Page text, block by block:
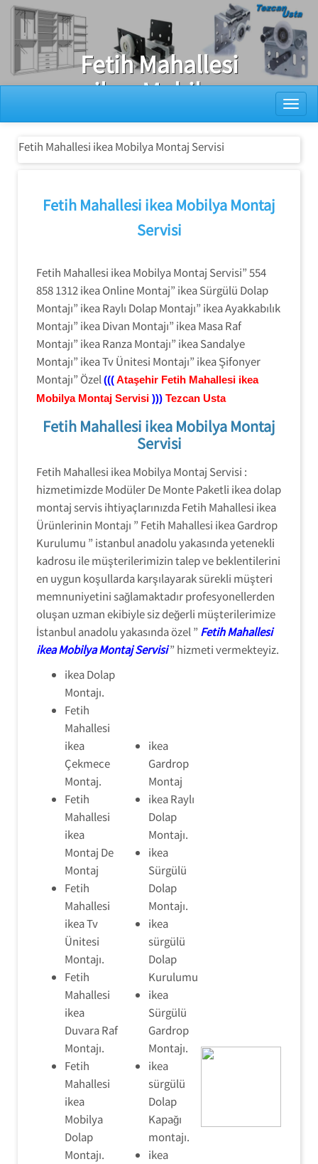
Ray Dolap Tamiri
Fetih Mahallesi
ikea Mobilya
Montaj Servisi
Fetih Mahallesi ikea Mobilya Montaj Servisi
Fetih Mahallesi ikea Mobilya Montaj
Servisi
Fetih Mahallesi ikea Mobilya Montaj Servisi” 554
858 1312 ikea Online Montaj” ikea Sürgülü Dolap
Montajı” ikea Raylı Dolap Montajı” ikea Ayakkabılık
Montajı” ikea Divan Montajı” ikea Masa Raf
Montajı” ikea Ranza Montajı” ikea Sandalye
Montajı” ikea Tv Ünitesi Montajı” ikea Şifonyer
Montajı” Özel (((Ataşehir Fetih Mahallesi ikea
Mobilya Montaj Servisi ))) Tezcan Usta
Fetih Mahallesi ikea Mobilya Montaj
Servisi
Fetih Mahallesi ikea Mobilya Montaj Servisi :
hizmetimizde Modüler De Monte Paketli ikea dolap
montaj servis ihtiyaçlarınızda Fetih Mahallesi ikea
Ürünlerinin Montajı ” Fetih Mahallesi ikea Gardrop
Kurulumu ” istanbul anadolu yakasında yetenekli
kadrosu ile müşterilerimizin talep ve beklentilerini
en uygun koşullarda karşılayarak sürekli müşteri
memnuniyetini sağlamaktadır profesyonellerden
oluşan uzman ekibiyle siz değerli müşterilerimize
İstanbul anadolu yakasında özel ” Fetih Mahallesi
ikea Mobilya Montaj Servisi” hizmeti vermekteyiz.
ikea Dolap
Montajı.
Fetih
Mahallesi
ikea
Çekmece
Montaj.
Fetih
Mahallesi
ikea
Montaj De
Montaj
Fetih
Mahallesi
ikea Tv
Ünitesi
Montajı.
Fetih
Mahallesi
ikea
Duvara Raf
Montajı.
Fetih
Mahallesi
ikea
Mobilya
Dolap
Montajı.
ikea
Gardrop
Montaj
ikea Raylı
Dolap
Montajı.
ikea
Sürgülü
Dolap
Montajı.
ikea
sürgülü
Dolap
Kurulumu
ikea
Sürgülü
Gardrop
Montajı.
ikea
sürgülü
Dolap
Kapağı
montajı.
ikea